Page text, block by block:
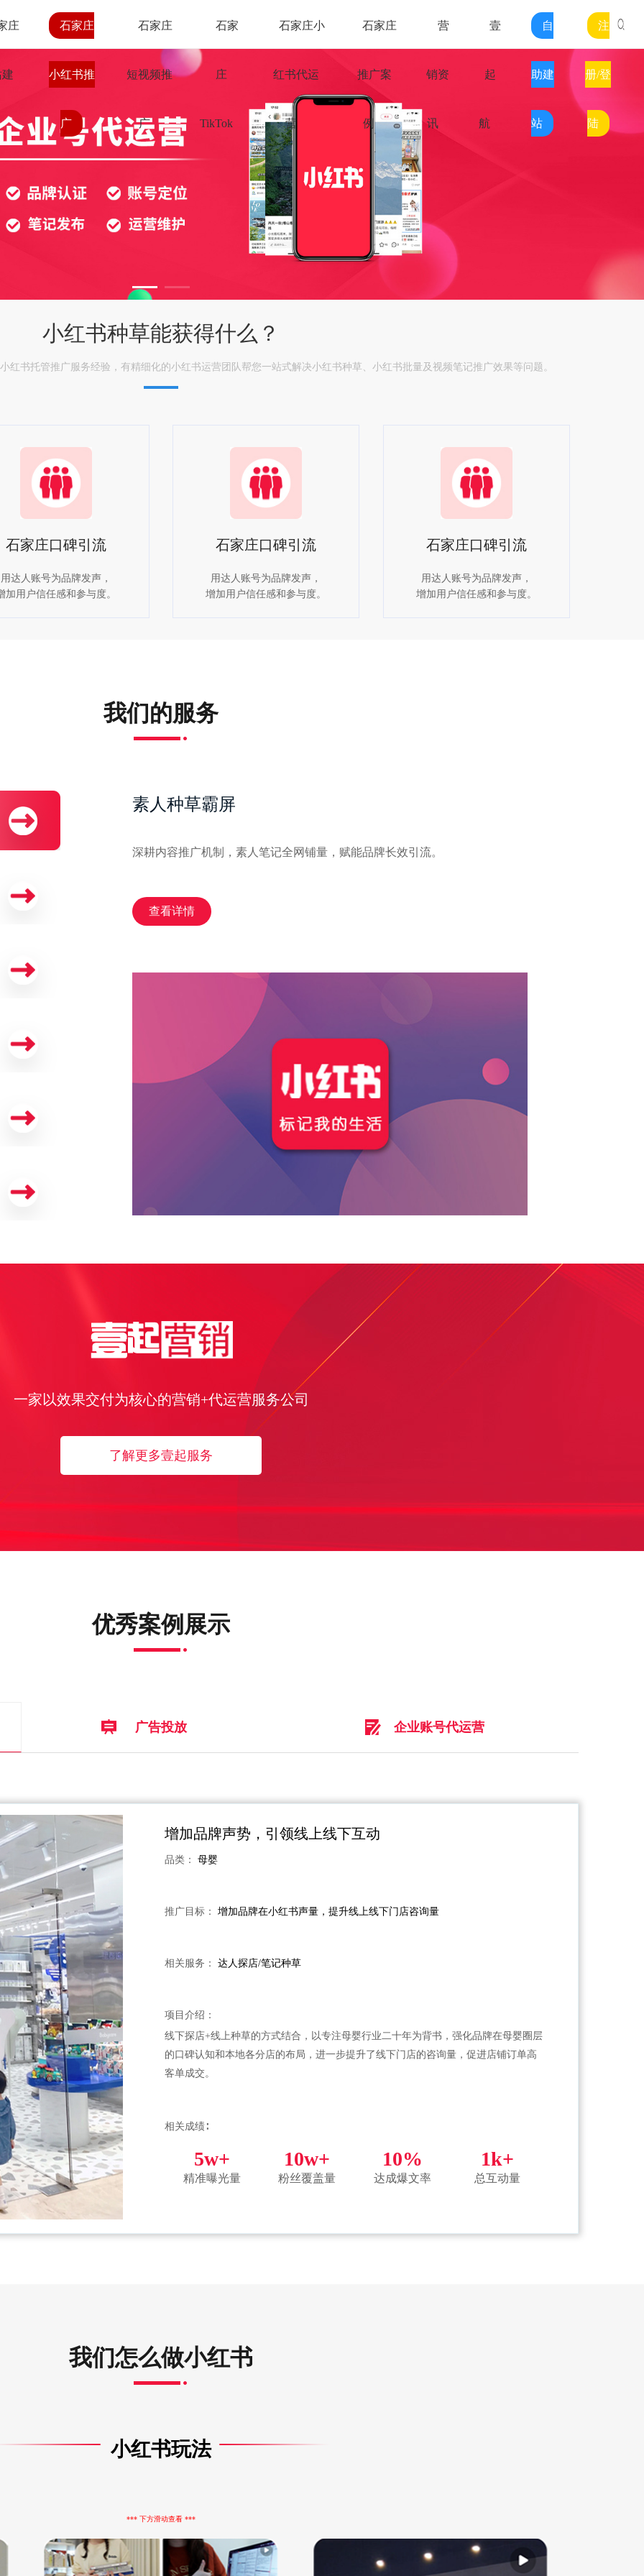
庄 石家庄
小红书推
广
石家庄
短视频推
广
石家
庄
TikTok
石家庄小
红书代运
营
石家庄
推广案
例
营
销资
讯
壹
起
航
自
助建
站
注
册/登
陆
小红书种草能获得什么？
红书托管推广服务经验，有精细化的小红书运营团队帮您一站式解决小红书种草、小红书批量及视频笔记推广效果等问题。
石家庄口碑引流
用达人账号为品牌发声，
加用户信任感和参与度。
石家庄口碑引流
用达人账号为品牌发声，
增加用户信任感和参与度。
石家庄口碑引流
用达人账号为品牌发声，
增加用户信任感和参与度。
我们的服务
素人种草霸屏
深耕内容推广机制，素人笔记全网铺量，赋能品牌长效引流。
查看详情
一家以效果交付为核心的营销+代运营服务公司
了解更多壹起服务
优秀案例展示
广告投放 企业账号代运营
增加品牌声势，引领线上线下互动
品类： 母婴
推广目标： 增加品牌在小红书声量，提升线上线下门店咨询量
相关服务： 达人探店/笔记种草
项目介绍：
线下探店+线上种草的方式结合，以专注母婴行业二十年为背书，强化品牌在母婴圈层
的口碑认知和本地各分店的布局，进一步提升了线下门店的咨询量，促进店铺订单高
客单成交。
相关成绩∶
5w+
精准曝光量
10w+
粉丝覆盖量
10%
达成爆文率
1k+
总互动量
我们怎么做小红书
小红书玩法
*** 下方滑动查看 ***